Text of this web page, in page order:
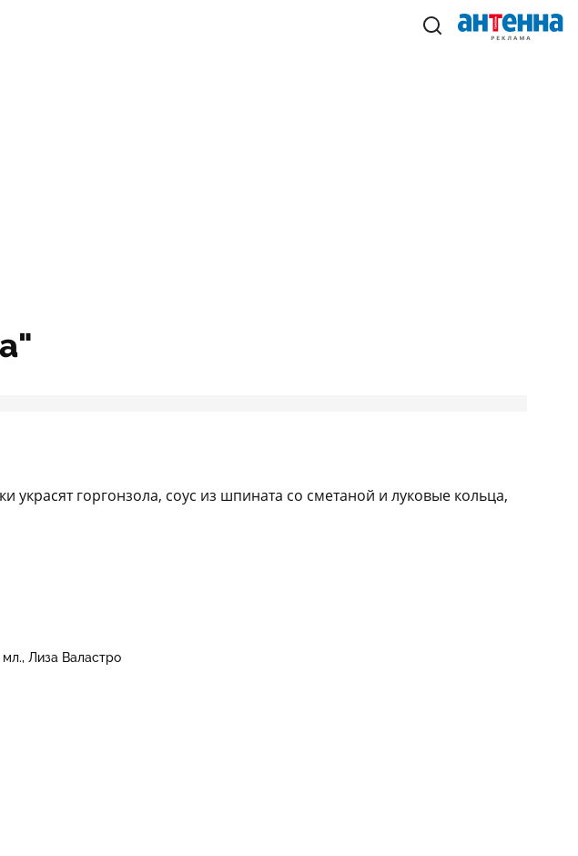
горгонзола, соус из шпината со сметаной и луковые кольца,
Лиза Валастро